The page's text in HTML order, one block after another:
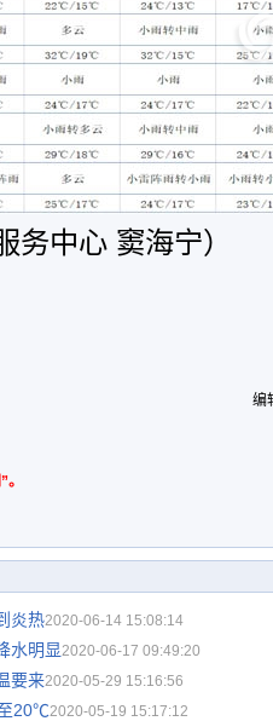
务中心 窦海宁）
编
炎热2020-06-14 15:08:14
水明显2020-06-17 09:49:20
要来2020-05-29 15:16:56
20℃2020-05-19 15:17:12